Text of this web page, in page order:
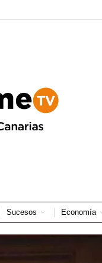
Sucesos Economía